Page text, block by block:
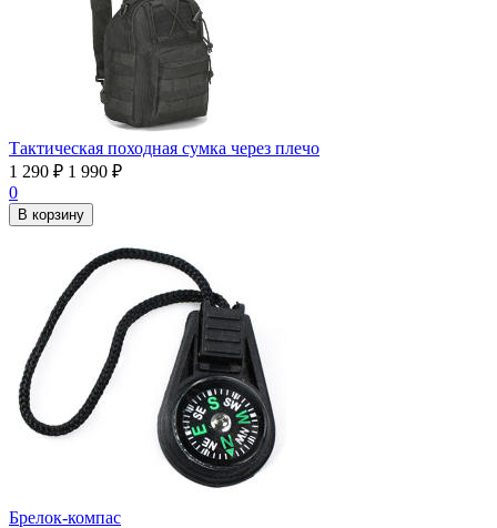
Тактическая походная сумка через плечо
1 290 ₽ 1 990 ₽
0
В корзину
Брелок-компас